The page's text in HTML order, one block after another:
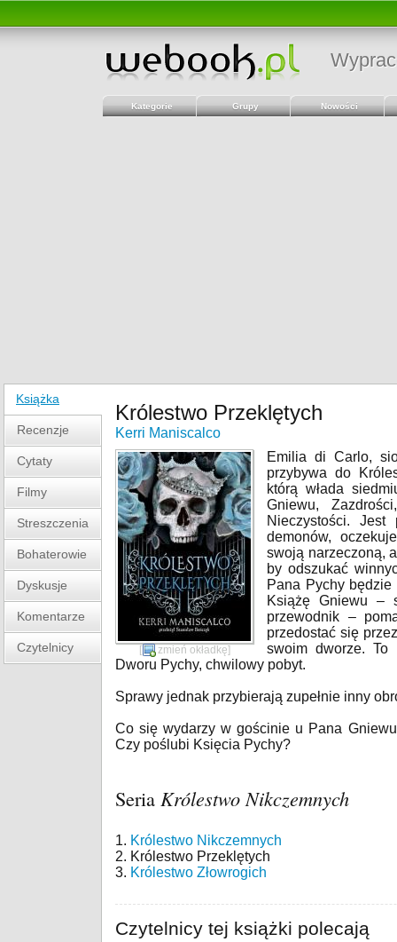
Kategorie Grupy Nowości
Książka
Recenzje
Cytaty
Filmy
Streszczenia
Bohaterowie
Dyskusje
Komentarze
Czytelnicy
Królestwo Przeklętych
Kerri Maniscalco
[ zmień okładkę]
Emilia di Carlo,
przybywa do
którą włada
Gniewu,
Nieczystości.
demonów,
swoją narzeczoną,
by odszukać
Pana Pychy będzie
Książę Gniewu –
przewodnik –
przedostać się
swoim dworze.
Dworu Pychy, chwilowy pobyt.
Sprawy jednak przybierają zupełnie inny
Co się wydarzy w gościnie u Pana
Czy poślubi Księcia Pychy?
Seria Królestwo Nikczemnych
1. Królestwo Nikczemnych
2. Królestwo Przeklętych
3. Królestwo Złowrogich
Czytelnicy tej książki polecają